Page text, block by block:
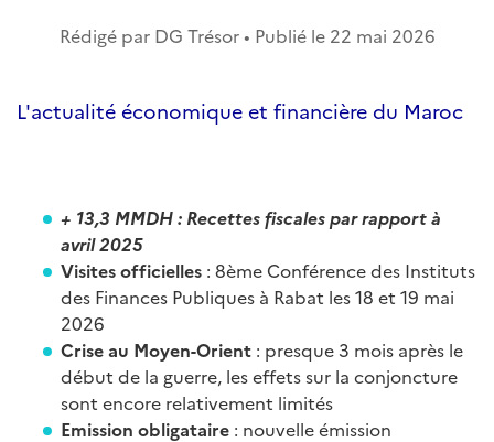
Rédigé par DG Trésor • Publié le 22 mai 2026
L'actualité économique et financière du Maroc
+ 13,3 MMDH : Recettes fiscales par rapport à
avril 2025
Visites officielles : 8ème Conférence des Instituts
des Finances Publiques à Rabat les 18 et 19 mai
2026
Crise au Moyen-Orient : presque 3 mois après le
début de la guerre, les effets sur la conjoncture
sont encore relativement limités
Emission obligataire : nouvelle émission